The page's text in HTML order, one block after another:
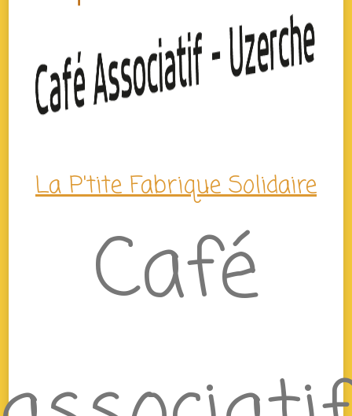
La P'tite Fabrique Solidaire
Café